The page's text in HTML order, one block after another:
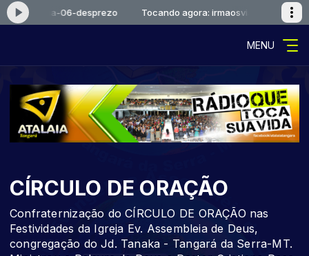
06-desprezo Tocando agora: irmaosviana-06-
MENU
CÍRCULO DE ORAÇÃO
Confraternização do CÍRCULO DE ORAÇÃO nas
Festividades da Igreja Ev. Assembleia de Deus,
congregação do Jd. Tanaka - Tangará da Serra-MT.